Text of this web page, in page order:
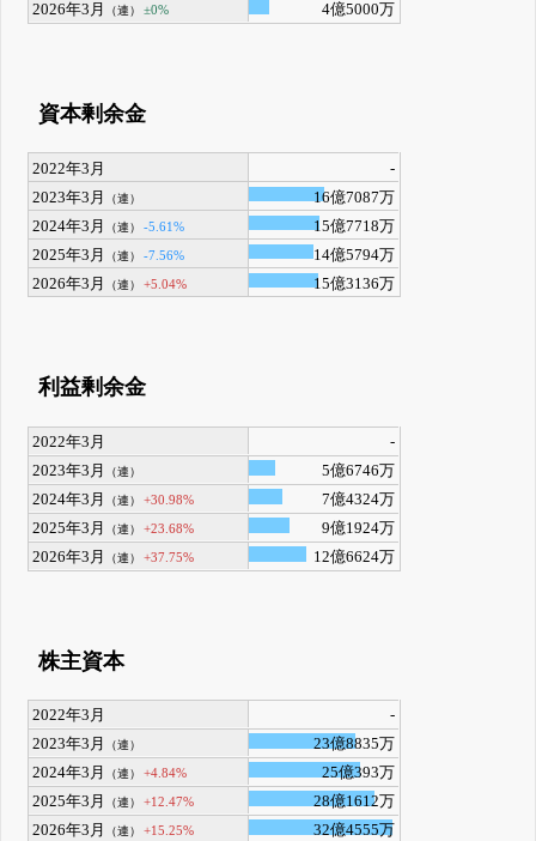
2026年3月
（連） ±0% 4億5000万
資本剰余金
2022年3月
-
2023年3月
（連）
16億7087万
2024年3月
（連） -5.61%
15億7718万
2025年3月
（連） -7.56%
14億5794万
2026年3月
（連） +5.04% 15億3136万
利益剰余金
2022年3月
-
2023年3月
（連）
5億6746万
2024年3月
（連） +30.98%
7億4324万
2025年3月
（連） +23.68%
9億1924万
2026年3月
（連） +37.75% 12億6624万
株主資本
2022年3月
-
2023年3月
（連）
23億8835万
2024年3月
（連） +4.84%
25億393万
2025年3月
（連） +12.47%
28億1612万
2026年3月
（連） +15.25% 32億4555万